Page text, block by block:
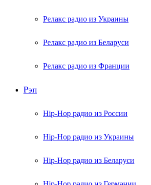
Релакс радио из Украины
Релакс радио из Беларуси
Релакс радио из Франции
Рэп
Hip-Hop радио из России
Hip-Hop радио из Украины
Hip-Hop радио из Беларуси